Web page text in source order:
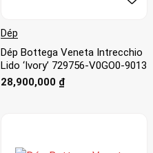
Dép
Dép Bottega Veneta Intrecchio
Lido ‘Ivory’ 729756-V0GO0-9013
28,900,000 ₫